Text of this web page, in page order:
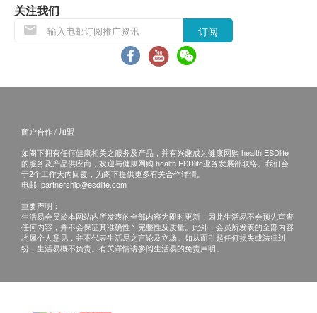
不排除运送时间会因节日而有所影响。 当八号烈
风讯号悬挂或黑色暴雨警告生效时，送货服务时间
送货时间上午10时至下午4时，如因交通或意外情
认。 倘若健康网购health.ESDlife未能提供任何订
单上的货品，健康网购health.ESDlife有权拒绝接
受该订单，并且会于送货前透过电话或电邮通知顾
客再作安排。
安装条款
一般安装不适用于玻璃，石膏板，真云石，玻璃棉
安装时间星期一至六上午10时至下午4时，公众假
关注我们
订阅
商户合作 / 加盟
如阁下拥有任何健康相关之服务及产品，并有兴趣成为健康网购 health.ESDlife
的服务及产品供应商，欢迎与健康网购 health.ESDlife业务发展部联络。我们会
于2个工作天内回覆，为阁下提供更多有关合作详情。
电邮: partnership@esdlife.com
重要声明：
生活易会员於本网站内所发表的全部内容为即时更新，因此生活易不会预先审查
任何内容，并不会保证其准确性丶完整性及质量。此外，会员所发表的全部内容
均属个人意见，并不代表生活易之言论及立场。如从而引起任何损失或法律纠
纷，生活易概不负责。有关详情请参阅生活易的免责声明。